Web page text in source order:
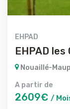
EHPAD
EHPAD les
Nouaillé-
A partir de
2609€ /